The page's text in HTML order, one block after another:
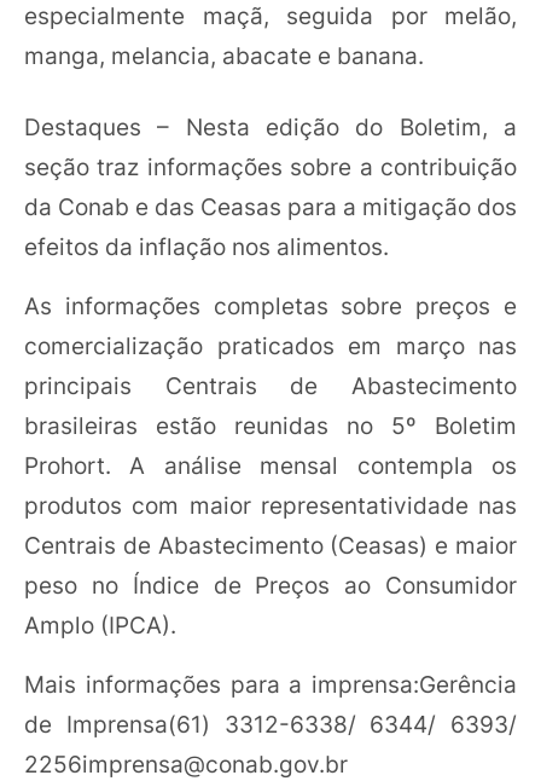
especialmente maçã, seguida por melão,
manga, melancia, abacate e banana.
Destaques – Nesta edição do Boletim, a
seção traz informações sobre a contribuição
da Conab e das Ceasas para a mitigação dos
efeitos da inflação nos alimentos.
As informações completas sobre preços e
comercialização praticados em março nas
principais Centrais de Abastecimento
brasileiras estão reunidas no 5º Boletim
Prohort. A análise mensal contempla os
produtos com maior representatividade nas
Centrais de Abastecimento (Ceasas) e maior
peso no Índice de Preços ao Consumidor
Amplo (IPCA).
Mais informações para a imprensa:Gerência
de Imprensa(61) 3312-6338/ 6344/ 6393/
2256imprensa@conab.gov.br